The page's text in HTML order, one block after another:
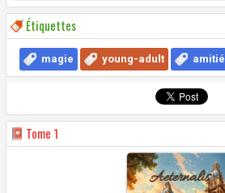
Étiquettes
magie young-adult amitié
Tome 1